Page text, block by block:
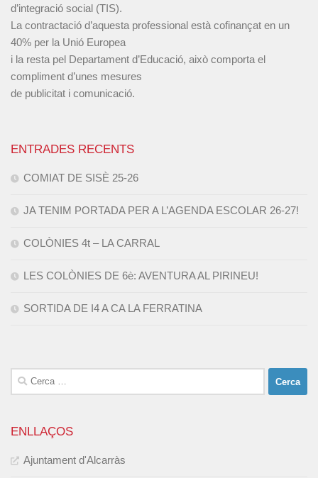
d’integració social (TIS).
La contractació d’aquesta professional està cofinançat en un
40% per la Unió Europea
i la resta pel Departament d’Educació, això comporta el
compliment d’unes mesures
de publicitat i comunicació.
ENTRADES RECENTS
COMIAT DE SISÈ 25-26
JA TENIM PORTADA PER A L’AGENDA ESCOLAR 26-27!
COLÒNIES 4t – LA CARRAL
LES COLÒNIES DE 6è: AVENTURA AL PIRINEU!
SORTIDA DE I4 A CA LA FERRATINA
Cerca:
ENLLAÇOS
Ajuntament d'Alcarràs